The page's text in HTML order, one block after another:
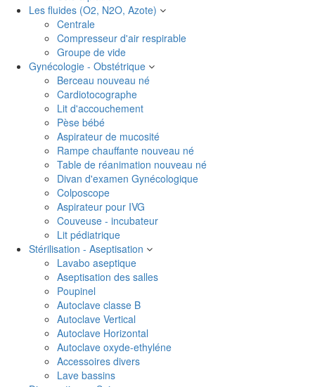
Les fluides (O2, N2O, Azote)
Centrale
Compresseur d'air respirable
Groupe de vide
Gynécologie - Obstétrique
Berceau nouveau né
Cardiotocographe
Lit d'accouchement
Pèse bébé
Aspirateur de mucosité
Rampe chauffante nouveau né
Table de réanimation nouveau né
Divan d'examen Gynécologique
Colposcope
Aspirateur pour IVG
Couveuse - incubateur
Lit pédiatrique
Stérilisation - Aseptisation
Lavabo aseptique
Aseptisation des salles
Poupinel
Autoclave classe B
Autoclave Vertical
Autoclave Horizontal
Autoclave oxyde-ethyléne
Accessoires divers
Lave bassins